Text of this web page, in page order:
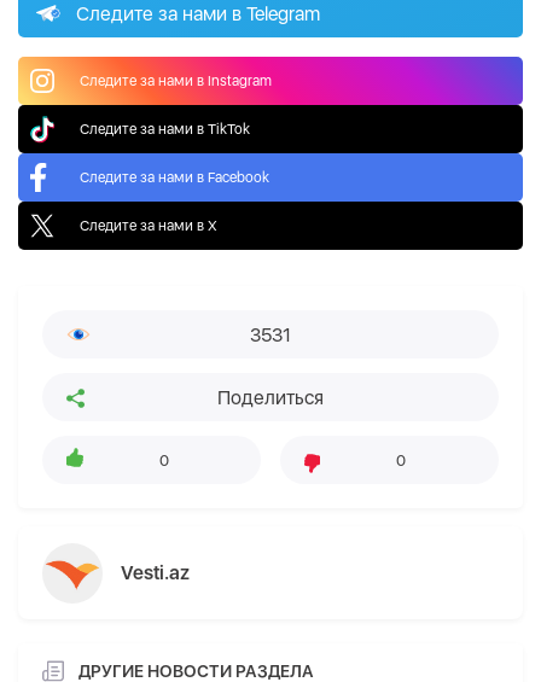
Следите за нами в Telegram
Следите за нами в Instagram
Следите за нами в TikTok
Следите за нами в Facebook
Следите за нами в X
3531
Поделиться
0 0
Vesti.az
ДРУГИЕ НОВОСТИ РАЗДЕЛА